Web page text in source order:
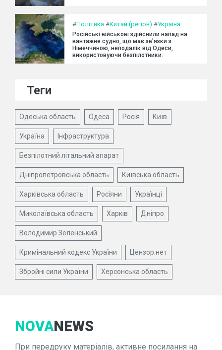
#Політика #Китай (регіон) #Україна
Російські військові здійснили напад на
вантажне судно, що має зв'язки з
Німеччиною, неподалік від Одеси,
використовуючи безпілотники.
Теги
Одеська область Одеса Росія Київ
Україна Інфраструктура
Безпілотний літальний апарат
Дніпропетровська область Київська область
Харківська область Росіяни Українці
Миколаївська область Харків Дніпро
Володимир Зеленський
Кримінальний кодекс України Цензор.нет
Збройні сили України Херсонська область
NOVANEWS
При передруку матеріалів, активне посилання на